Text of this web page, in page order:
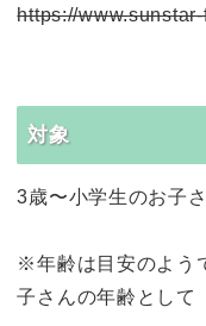
https://
対象
3歳〜小学生のお子
※年齢は目安のよう
子さんの年齢として